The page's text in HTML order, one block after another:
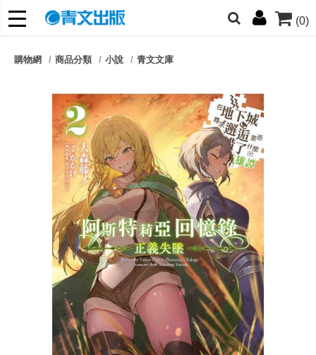
(0)
朋友們，提高警覺！
購物網 商品分類 小說 青文文庫